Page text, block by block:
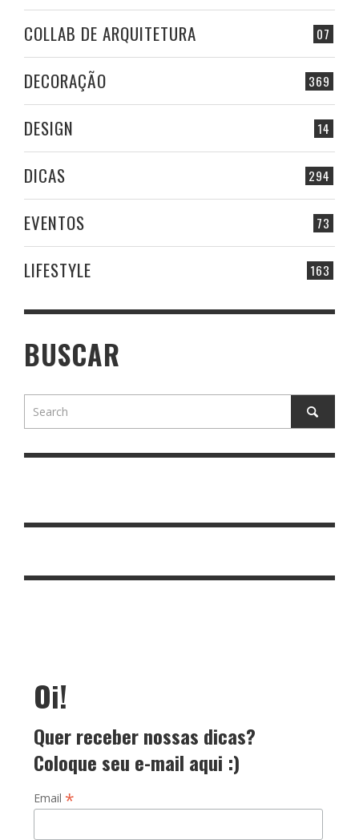
07
COLLAB DE ARQUITETURA
369
DECORAÇÃO
14
DESIGN
294
DICAS
73
EVENTOS
163
LIFESTYLE
BUSCAR
Oi!
Quer receber nossas dicas?
Coloque seu e-mail aqui :)
Email *